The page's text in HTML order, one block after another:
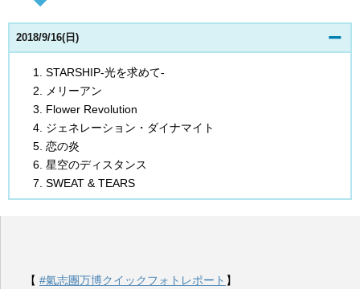
2018/9/16(日)
STARSHIP-光を求めて-
メリーアン
Flower Revolution
ジェネレーション・ダイナマイト
恋の炎
星空のディスタンス
SWEAT & TEARS
【 #氣志團万博クイックフォトレポート 】